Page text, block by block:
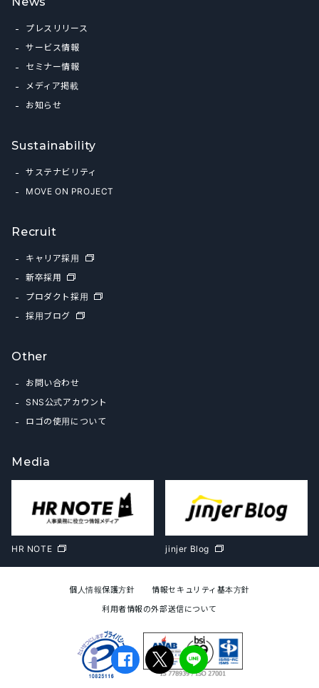
プレスリリース
サービス情報
セミナー情報
メディア掲載
お知らせ
Sustainability
サステナビリティ
MOVE ON PROJECT
Recruit
キャリア採用
新卒採用
プロダクト採用
採用ブログ
Other
お問い合わせ
SNS公式アカウント
ロゴの使用について
Media
HR NOTE jinjer Blog
個人情報保護方針
情報セキュリティ基本方針
利用者情報の外部送信について